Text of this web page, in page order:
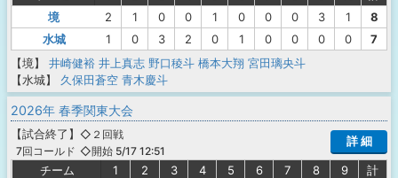
境
2 1 0 0 1 0 0 0 3 1
8
水城
1 0 3 2 0 1 0 0 0 0
7
【境】
井崎健裕 井上真志 野口稜斗 橋本大翔 宮田璃央斗
【水城】
久保田蒼空 青木慶斗
2026年 春季関東大会
【試合終了 】
7回コールド
◇２回戦
◇開始 5/17 12:51
詳 細
チーム 1 2 3 4 5 6 7 8 9
計